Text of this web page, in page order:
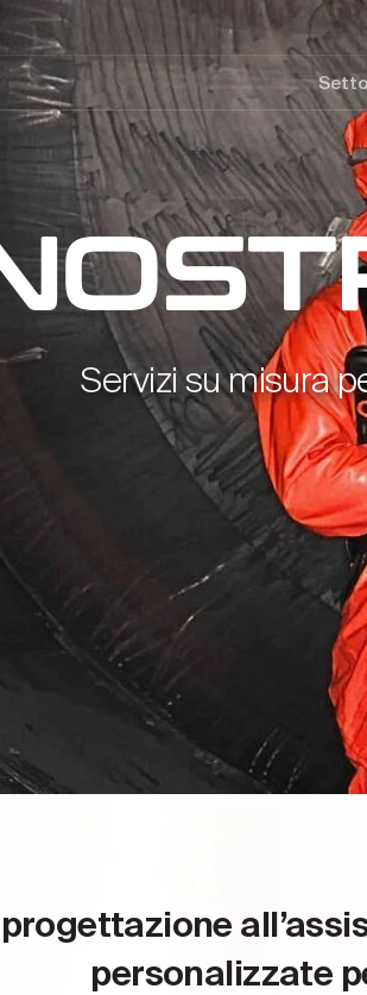
Servizi su misura
personalizzate